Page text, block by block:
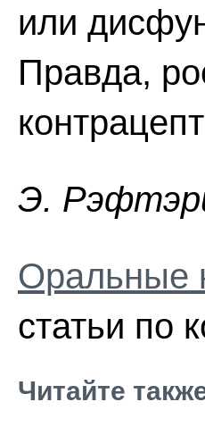
или
Правда,
Э.
Оральные
статьи по
Читайте